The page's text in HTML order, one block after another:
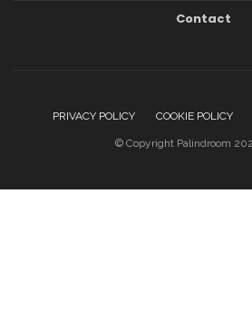
Contact
PRIVACY POLICY COOKIE POLICY
© Copyright Palindroom